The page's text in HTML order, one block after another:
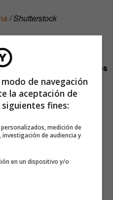
/ Shutterstock
interpretaciones ficticias y
que aparecen en medios
de navegación
la aceptación de
fines:
medición de
de audiencia y
en un dispositivo y/o